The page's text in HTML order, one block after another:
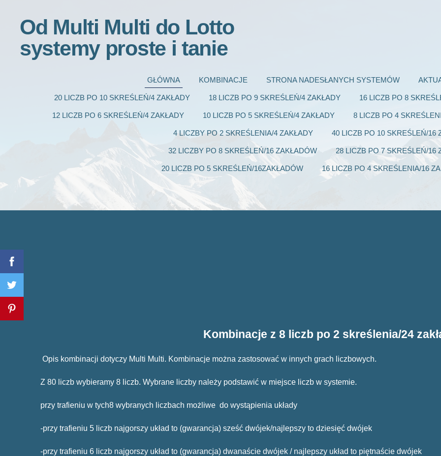
Od Multi Multi do Lotto
systemy proste i tanie
GŁÓWNA KOMBINACJE STRONA NADESŁANYCH SYSTEMÓW
20 LICZB PO 10 SKREŚLEŃ/4 ZAKŁADY 18 LICZB PO 9 SKREŚLEŃ/4 ZAKŁADY 16 LICZB PO 8
12 LICZB PO 6 SKREŚLEŃ/4 ZAKŁADY 10 LICZB PO 5 SKREŚLEŃ/4 ZAKŁADY 8 LICZB PO 4
4 LICZBY PO 2 SKREŚLENIA/4 ZAKŁADY 40 LICZB PO 10 SKREŚLEŃ/16
32 LICZBY PO 8 SKREŚLEŃ/16 ZAKŁADÓW 28 LICZB PO 7 SKREŚLEŃ/16
20 LICZB PO 5 SKREŚLEŃ/16ZAKŁADÓW 16 LICZB PO 4 SKREŚLENIA/16
Kombinacje z 8 liczb po 2 skreślenia/24
Opis kombinacji dotyczy Multi Multi. Kombinacje można zastosować w innych grach liczbowych.
Z 80 liczb wybieramy 8 liczb. Wybrane liczby należy podstawić w miejsce liczb w systemie.
przy trafieniu w tych8 wybranych liczbach możliwe do wystąpienia układy
-przy trafieniu 5 liczb najgorszy układ to (gwarancja) sześć dwójek/najlepszy to dziesięć dwójek
-przy trafieniu 6 liczb najgorszy układ to (gwarancja) dwanaście dwójek / najlepszy układ to piętnaście dwójek